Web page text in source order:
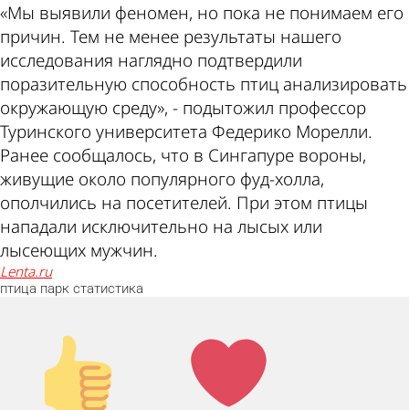
«Мы выявили феномен, но пока не понимаем его
причин. Тем не менее результаты нашего
исследования наглядно подтвердили
поразительную способность птиц анализировать
окружающую среду», - подытожил профессор
Туринского университета Федерико Морелли.
Ранее сообщалось, что в Сингапуре вороны,
живущие около популярного фуд-холла,
ополчились на посетителей. При этом птицы
нападали исключительно на лысых или
лысеющих мужчин.
lenta.ru
птица парк статистика
Палец
вверх!
Лайк!